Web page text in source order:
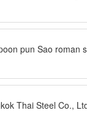
pun Sao roman
Thai Steel Co.,